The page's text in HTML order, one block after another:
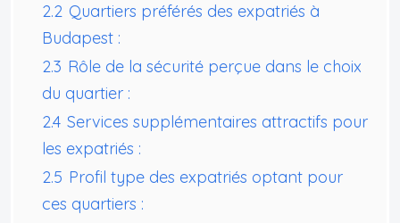
2.2 Quartiers préférés des expatriés à
Budapest :
2.3 Rôle de la sécurité perçue dans le choix
du quartier :
2.4 Services supplémentaires attractifs pour
les expatriés :
2.5 Profil type des expatriés optant pour
ces quartiers :